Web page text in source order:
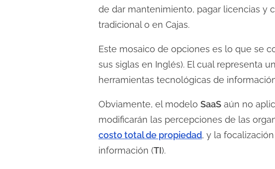
de dar mantenimiento, pagar licencias y
tradicional o en Cajas.
Este mosaico de opciones es lo que se
sus siglas en Inglés). El cual representa
herramientas tecnológicas de
Obviamente, el modelo SaaS aún no
modificarán las percepciones de las
costo total de propiedad, y la
información (TI).